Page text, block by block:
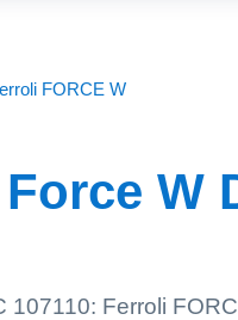
FORCE W
W
107110: Ferroli